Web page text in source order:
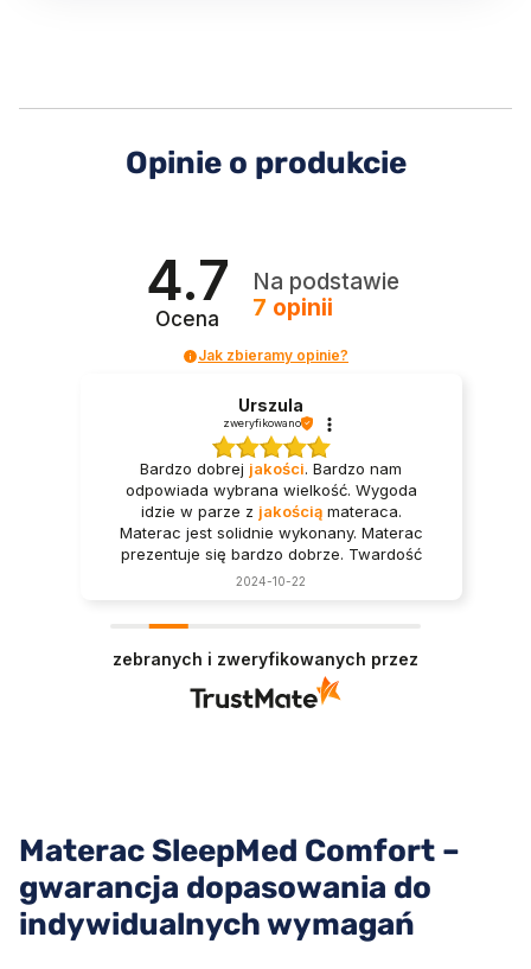
Opinie o produkcie
4.7
Ocena
Na podstawie
7 opinii
Jak zbieramy opinie?
Urszula
zweryfikowano
Bardzo dobrej jakości. Bardzo nam
odpowiada wybrana wielkość. Wygoda
idzie w parze z jakościąmateraca.
Materac jest solidnie wykonany. Materac
prezentuje się bardzo dobrze. Twardość
materaca odpowiada mojej wadze.
2024-10-22
zebranych i zweryfikowanych przez
Materac SleepMed Comfort –
gwarancja dopasowania do
indywidualnych wymagań